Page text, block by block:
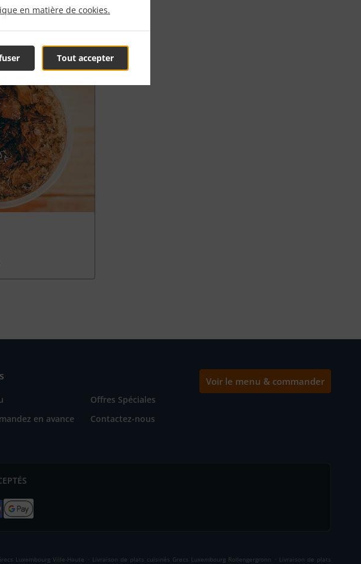
en matière de cookies.
Tout accepter
Offres Spéciales
en avance
Contactez-nous
Voir le menu & commander
Luxembourg Ville-Haute . Livraison de plats cuisinés Grecs Luxembourg Rollengergronn . Livraison de plats